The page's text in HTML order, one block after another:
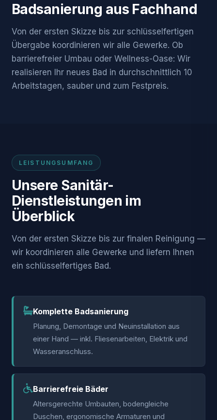
Badsanierung aus Fachhand
Von der ersten Skizze bis zur schlüsselfertigen
Übergabe koordinieren wir alle Gewerke. Ob
barrierefreier Umbau oder Wellness-Oase: Wir
realisieren Ihr neues Bad in durchschnittlich 10
Arbeitstagen, sauber und zum Festpreis.
LEISTUNGSUMFANG
Unsere Sanitär-
Dienstleistungen im
Überblick
Von der ersten Skizze bis zur finalen Reinigung —
wir koordinieren alle Gewerke und liefern Ihnen
ein schlüsselfertiges Bad.
Komplette Badsanierung
Planung, Demontage und Neuinstallation aus
einer Hand — inkl. Fliesen­arbeiten, Elektrik und
Wasseranschluss.
Barrierefreie Bäder
Altersgerechte Umbauten, bodengleiche
Duschen, ergonomische Armaturen und